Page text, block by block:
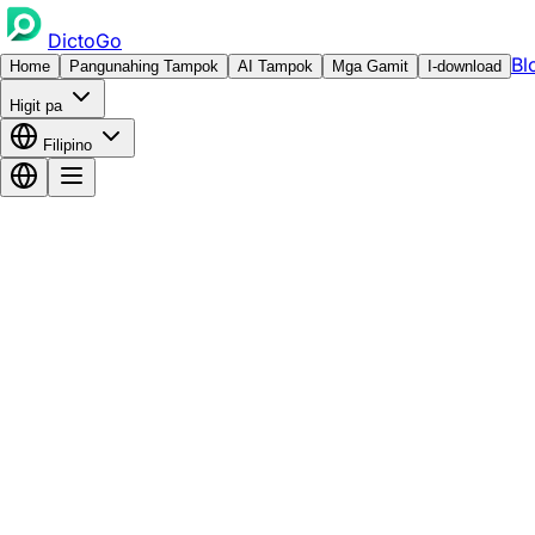
DictoGo
Home Pangunahing Tampok AI Tampok Mga Gamit I-download
Higit pa
Filipino